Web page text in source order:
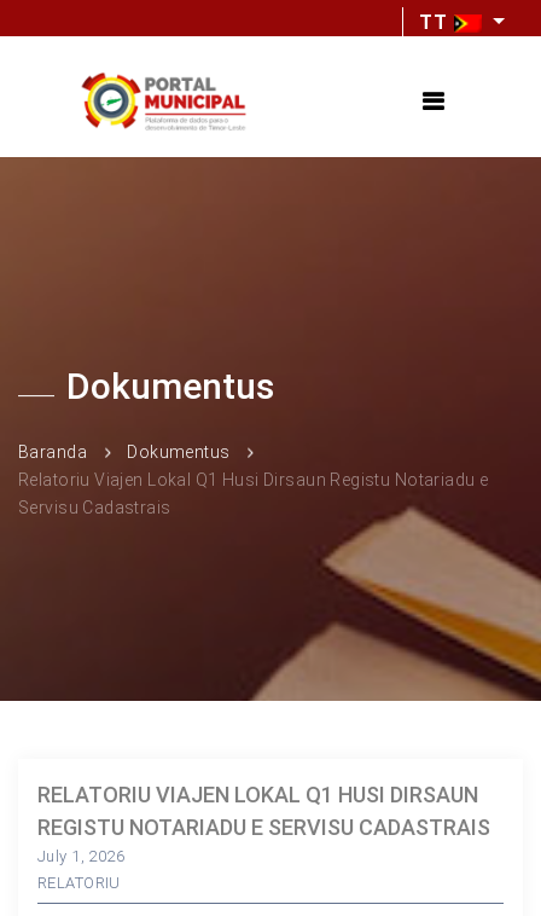
TT
Dokumentus
Baranda
Dokumentus
Relatoriu Viajen Lokal Q1 Husi Dirsaun Registu Notariadu e
Servisu Cadastrais
RELATORIU VIAJEN LOKAL Q1 HUSI DIRSAUN
REGISTU NOTARIADU E SERVISU CADASTRAIS
July 1, 2026
RELATORIU